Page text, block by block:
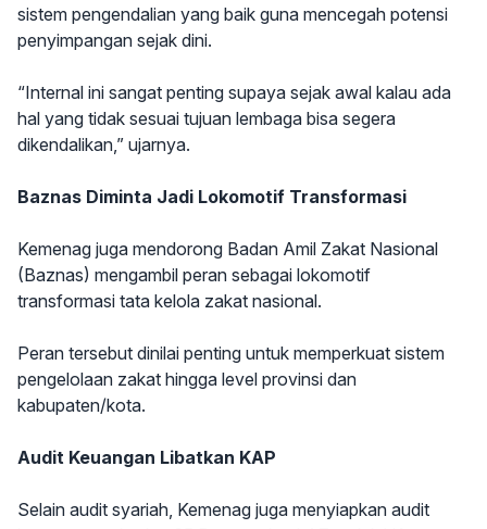
sistem pengendalian yang baik guna mencegah potensi
penyimpangan sejak dini.
“Internal ini sangat penting supaya sejak awal kalau ada
hal yang tidak sesuai tujuan lembaga bisa segera
dikendalikan,” ujarnya.
Baznas Diminta Jadi Lokomotif Transformasi
Kemenag juga mendorong Badan Amil Zakat Nasional
(Baznas) mengambil peran sebagai lokomotif
transformasi tata kelola zakat nasional.
Peran tersebut dinilai penting untuk memperkuat sistem
pengelolaan zakat hingga level provinsi dan
kabupaten/kota.
Audit Keuangan Libatkan KAP
Selain audit syariah, Kemenag juga menyiapkan audit